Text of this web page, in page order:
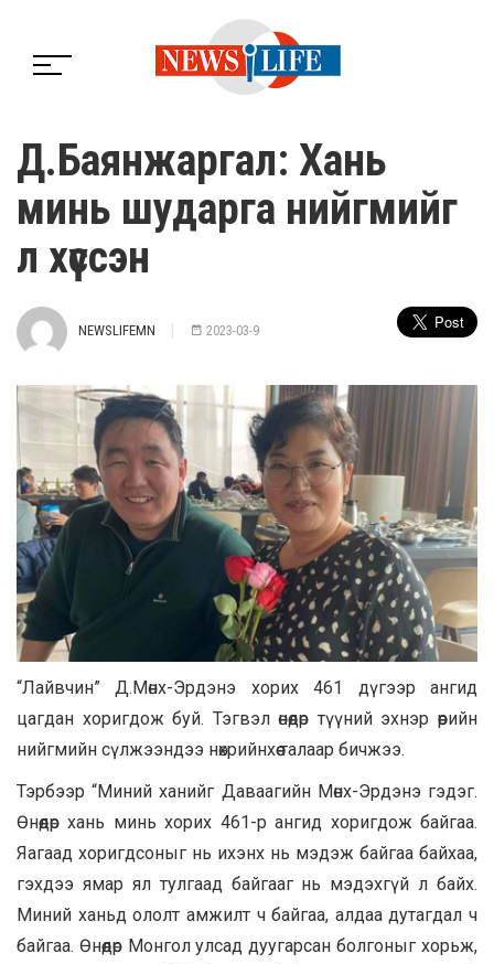
Д.Баянжаргал: Хань
минь шударга нийгмийг
л хүссэн
NEWSLIFEMN 2023-03-9
“Лайвчин” Д.Мөнх-Эрдэнэ хорих 461 дүгээр ангид
цагдан хоригдож буй. Тэгвэл өнөөдөр түүний эхнэр өөрийн
нийгмийн сүлжээндээ нөхрийнхөө талаар бичжээ.
Тэрбээр “Миний ханийг Даваагийн Мөнх-Эрдэнэ гэдэг.
Өнөөдөр хань минь хорих 461-р ангид хоригдож байгаа.
Яагаад хоригдсоныг нь ихэнх нь мэдэж байгаа байхаа,
гэхдээ ямар ял тулгаад байгааг нь мэдэхгүй л байх.
Миний ханьд ололт амжилт ч байгаа, алдаа дутагдал ч
байгаа. Өнөөдөр Монгол улсад дуугарсан болгоныг хорьж,